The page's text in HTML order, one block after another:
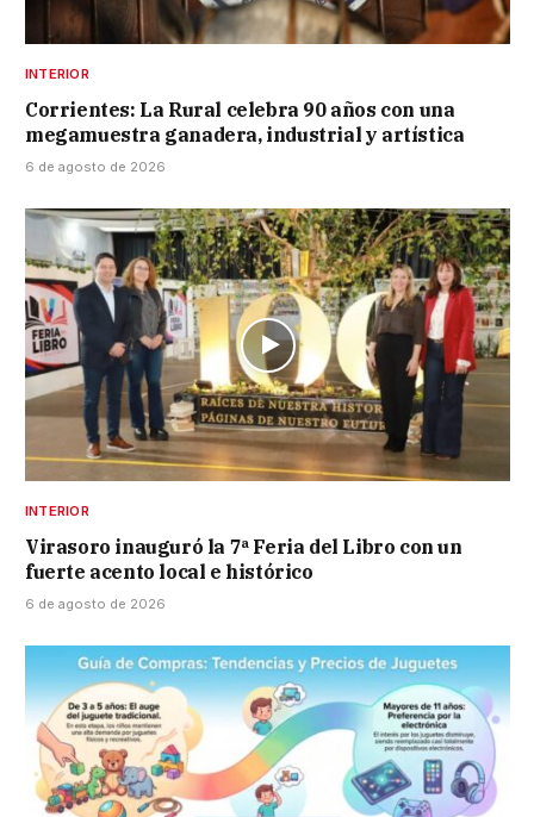
INTERIOR
Corrientes: La Rural celebra 90 años con una
megamuestra ganadera, industrial y artística
6 de agosto de 2026
INTERIOR
Virasoro inauguró la 7ª Feria del Libro con un
fuerte acento local e histórico
6 de agosto de 2026